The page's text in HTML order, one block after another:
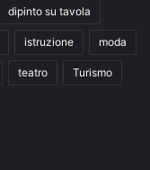
dipinto su tavola
istruzione moda
teatro Turismo